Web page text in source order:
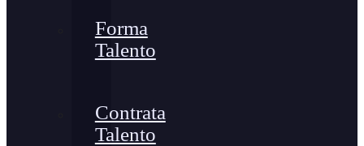
Forma
Talento
Contrata
Talento